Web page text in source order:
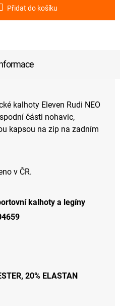
Přidat do košíku
kalhoty Eleven Rudi NEO
části nohavic,
kapsou na zip na zadním
v ČR.
kalhoty a legíny
20% ELASTAN